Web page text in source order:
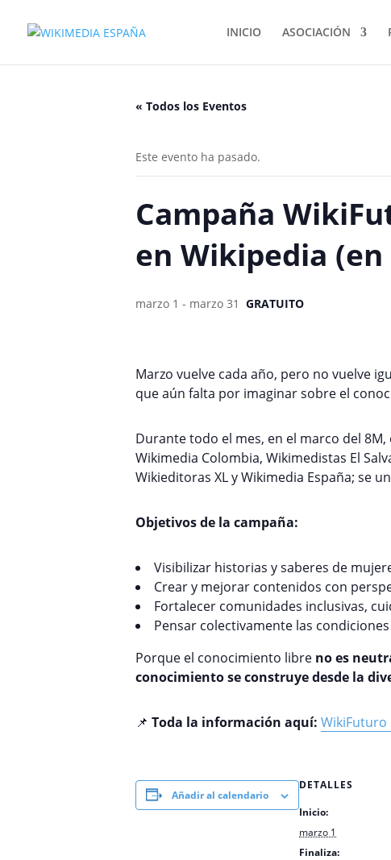
INICIO ASOCIACIÓN
« Todos los Eventos
Este evento ha pasado.
Campaña
en Wikipedia
marzo 1 - marzo 31 GRATUITO
Marzo vuelve cada año, pero no vuelve
que aún falta por imaginar sobre el
Durante todo el mes, en el marco del
Wikimedia Colombia, Wikimedistas El
Wikieditoras XL yWikimedia España; se
Objetivos de la campaña:
Visibilizar historias y saberes de
Crear y mejorar contenidos con
Fortalecer comunidades inclusivas,
Pensar colectivamente las
Porque el conocimiento libre no es
conocimiento se construye desde la
📌 Toda la información aquí: WikiFuturo
Añadir al calendario
DETALLES
Inicio:
marzo 1
Finaliza: